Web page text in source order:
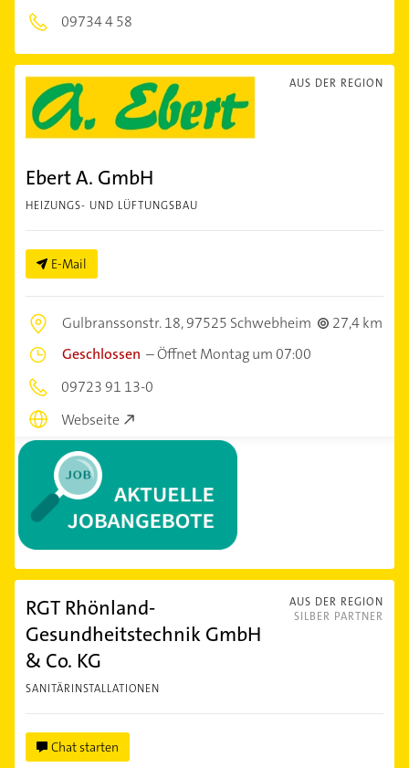
09734 4 58
AUS DER REGION
Ebert A. GmbH
HEIZUNGS- UND LÜFTUNGSBAU
E-Mail
Gulbranssonstr. 18,97525 Schwebheim
27,4 km
Geschlossen –Öffnet Montag um 07:00
09723 91 13-0
Webseite
AUS DER REGION
SILBER PARTNER
RGT Rhönland-
Gesundheitstechnik GmbH
& Co. KG
SANITÄRINSTALLATIONEN
Chat starten